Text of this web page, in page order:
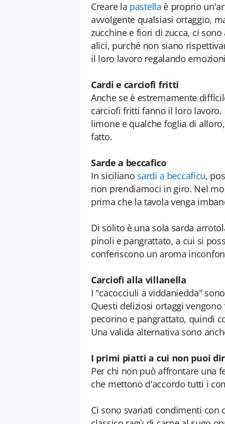
Creare la pastella è proprio
avvolgente qualsiasi ortaggio,
zucchine e fiori di zucca, ci
alici, purché non siano
il loro lavoro regalando
Cardi e carciofi fritti
Anche se è estremamente
carciofi fritti fanno il loro lavoro.
limone e qualche foglia di
fatto.
Sarde a beccafico
In siciliano sardi a beccaficu,
non prendiamoci in giro. Nel
prima che la tavola venga
Di solito è una sola sarda
pinoli e pangrattato, a cui si
conferiscono un aroma
Carciofi alla villanella
I "cacocciuli a viddaniedda"
Questi deliziosi ortaggi
pecorino e pangrattato, quindi
Una valida alternativa sono
I primi piatti a cui non puoi
Per chi non può affrontare una
che mettono d'accordo tutti i
Ci sono svariati condimenti con